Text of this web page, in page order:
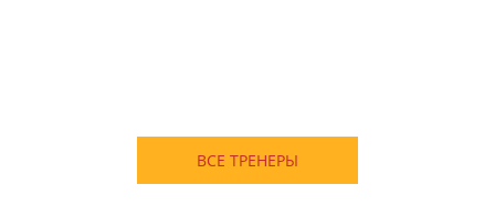
ВСЕ ТРЕНЕРЫ